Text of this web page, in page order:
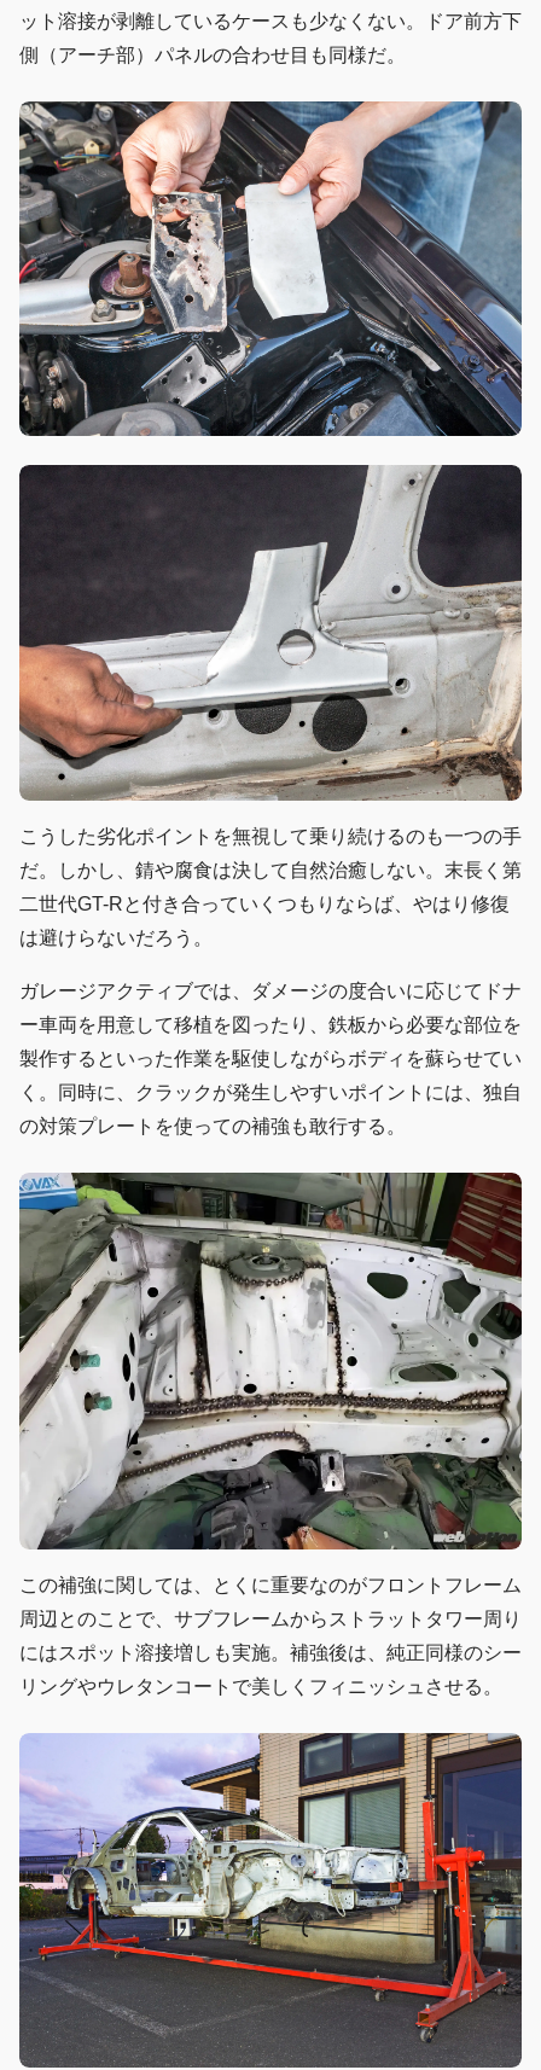
ット溶接が剥離しているケースも少なくない。ドア前方下
側（アーチ部）パネルの合わせ目も同様だ。
こうした劣化ポイントを無視して乗り続けるのも一つの手
だ。しかし、錆や腐食は決して自然治癒しない。末長く第
二世代GT-Rと付き合っていくつもりならば、やはり修復
は避けらないだろう。
ガレージアクティブでは、ダメージの度合いに応じてドナ
ー車両を用意して移植を図ったり、鉄板から必要な部位を
製作するといった作業を駆使しながらボディを蘇らせてい
く。同時に、クラックが発生しやすいポイントには、独自
の対策プレートを使っての補強も敢行する。
この補強に関しては、とくに重要なのがフロントフレーム
周辺とのことで、サブフレームからストラットタワー周り
にはスポット溶接増しも実施。補強後は、純正同様のシー
リングやウレタンコートで美しくフィニッシュさせる。